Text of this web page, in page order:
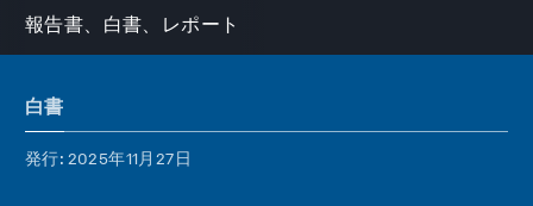
報告書、白書、レポート
白書
発行: 2025年11月27日